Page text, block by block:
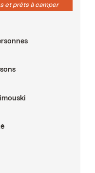
et prêts à camper